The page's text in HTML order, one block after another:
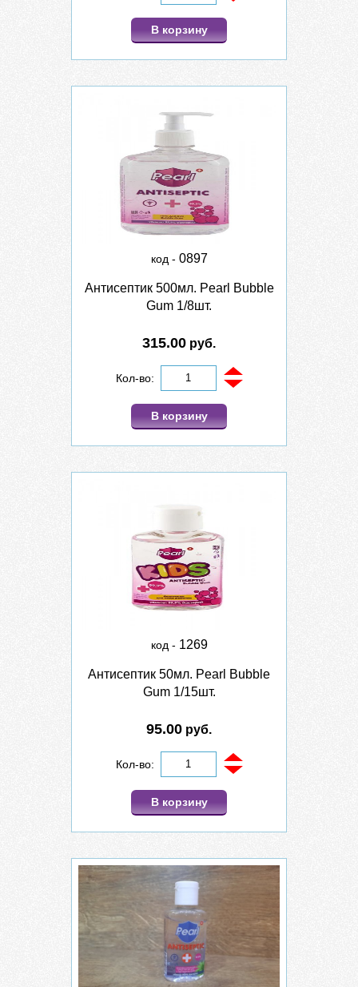
В корзину
код - 0897
Антисептик 500мл. Pearl Bubble
Gum 1/8шт.
315.00 руб.
Кол-во:
В корзину
код - 1269
Антисептик 50мл. Pearl Bubble
Gum 1/15шт.
95.00 руб.
Кол-во:
В корзину